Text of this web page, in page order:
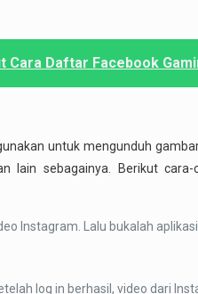
Cara Daftar Facebook
untuk mengunduh
sebagainya. Berikut cara-
Instagram. Lalu bukalah
log in berhasil, video dari